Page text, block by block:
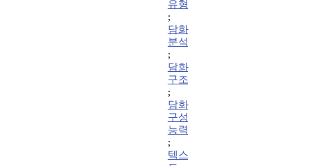
유형
;
담화
분석
;
담화
구조
;
담화
구성
능력
;
텍스